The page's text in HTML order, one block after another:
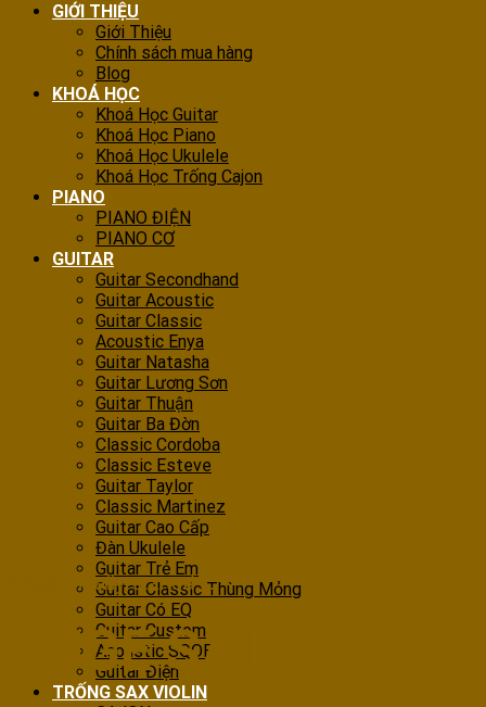
GIỚI THIỆU
Giới Thiệu
Chính sách mua hàng
Blog
KHOÁ HỌC
Khoá Học Guitar
Khoá Học Piano
Khoá Học Ukulele
Khoá Học Trống Cajon
PIANO
PIANO ĐIỆN
PIANO CƠ
GUITAR
Guitar Secondhand
Guitar Acoustic
Guitar Classic
Acoustic Enya
Guitar Natasha
Guitar Lương Sơn
Guitar Thuận
Guitar Ba Đờn
Classic Cordoba
Classic Esteve
Guitar Taylor
Classic Martinez
Guitar Cao Cấp
Đàn Ukulele
Guitar Trẻ Em
Guitar Classic Thùng Mỏng
Guitar Có EQ
Guitar Custom
Acoustic SQOE
Guitar Điện
TRỐNG SAX VIOLIN
It has Finally started…
HUGE SALE